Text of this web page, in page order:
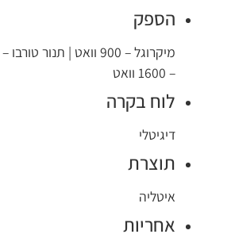
הספק
– 1600 וואט
לוח בקרה
דיגיטלי
תוצרת
איטליה
אחריות